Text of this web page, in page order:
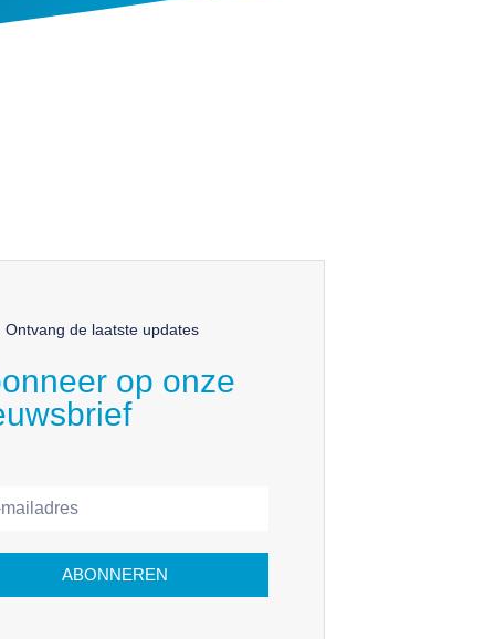
Ontvang de laatste updates
op onze
ABONNEREN